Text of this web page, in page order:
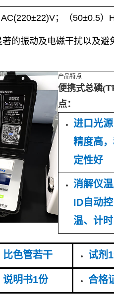
AC(220±22)V；（50±0.5）
著的振动及电磁干扰以及避
产品特点
便携式总磷
点：
进口光
精度高
定性好
消解仪
ID自动控
温、计时
比色管若干 试剂
说明书1份 合格